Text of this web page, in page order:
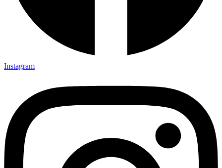
Instagram